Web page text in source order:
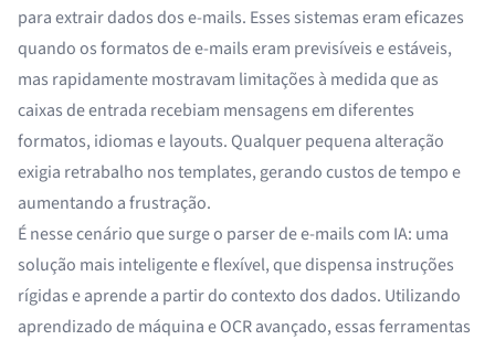
para extrair dados dos e-mails. Esses sistemas eram eficazes
quando os formatos de e-mails eram previsíveis e estáveis,
mas rapidamente mostravam limitações à medida que as
caixas de entrada recebiam mensagens em diferentes
formatos, idiomas e layouts. Qualquer pequena alteração
exigia retrabalho nos templates, gerando custos de tempo e
aumentando a frustração.
É nesse cenário que surge o parser de e-mails com IA: uma
solução mais inteligente e flexível, que dispensa instruções
rígidas e aprende a partir do contexto dos dados. Utilizando
aprendizado de máquina e OCR avançado, essas ferramentas